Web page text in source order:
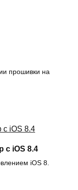
прошивки на
с iOS 8.4
iOS 8.